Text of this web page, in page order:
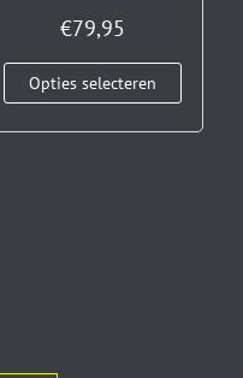
€79,95
Opties selecteren